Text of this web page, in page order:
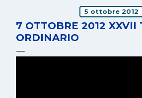
5 ottobre 2012
7 OTTOBRE 2012 XXVII
ORDINARIO